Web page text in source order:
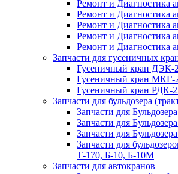
Ремонт и Диагностика
Ремонт и Диагностика
Ремонт и Диагностика
Ремонт и Диагностика
Ремонт и Диагностика
Запчасти для гусеничных
Гусеничный кран ДЭК-
Гусеничный кран МКГ-
Гусеничный кран РДК-
Запчасти для бульдозера
Запчасти для
Запчасти для
Запчасти для
Запчасти для
Т-170, Б-10, Б-10М
Запчасти для автокранов